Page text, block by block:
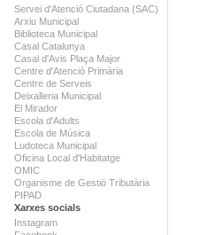
Servei d'Atenció Ciutadana (SAC)
Arxiu Municipal
Biblioteca Municipal
Casal Catalunya
Casal d'Avis Plaça Major
Centre d'Atenció Primària
Centre de Serveis
Deixalleria Municipal
El Mirador
Escola d'Adults
Escola de Música
Ludoteca Municipal
Oficina Local d'Habitatge
OMIC
Organisme de Gestió Tributària
PIPAD
Xarxes socials
Instagram